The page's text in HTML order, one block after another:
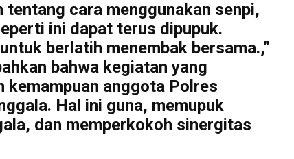
cara menggunakan senpi,
ini dapat terus dipupuk.
berlatih menembak bersama.,”
bahwa kegiatan yang
kemampuan anggota Polres
Hal ini guna, memupuk
dan memperkokoh sinergitas